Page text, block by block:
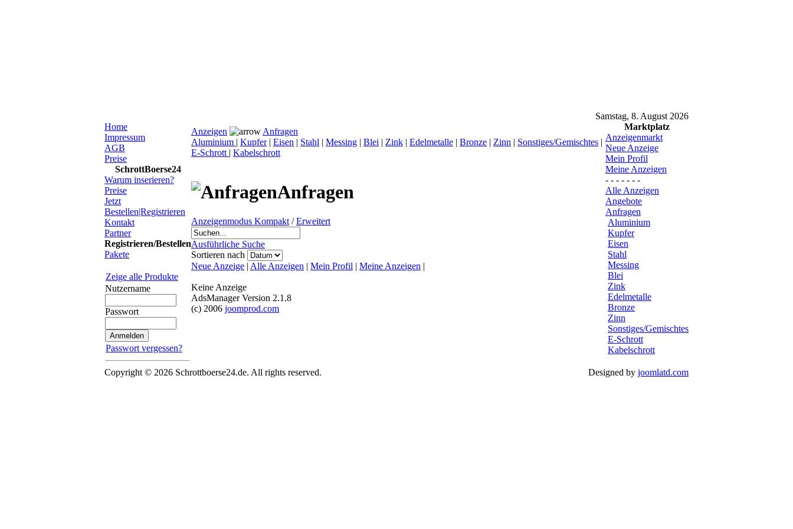
Samstag, 8. August 2026
Home
Impressum
AGB
Preise
SchrottBoerse24
Warum inserieren?
Preise
Jetzt
Bestellen|Registrieren
Kontakt
Partner
Registrieren/Bestellen
Pakete
Zeige alle Produkte
Nutzername
Passwort
Passwort vergessen?
Anzeigen
Anfragen
Aluminium | Kupfer| Eisen | Stahl | Messing | Blei | Zink | Edelmetalle | Bronze | Zinn | Sonstiges/Gemischtes |
E-Schrott | Kabelschrott
Anfragen
Anzeigenmodus Kompakt /Erweitert
Ausführliche Suche
Sortieren nach
Neue Anzeige | Alle Anzeigen | Mein Profil | Meine Anzeigen |
Keine Anzeige
AdsManager Version 2.1.8
(c) 2006 joomprod.com
Marktplatz
Anzeigenmarkt
Neue Anzeige
Mein Profil
Meine Anzeigen
- - - - - - -
Alle Anzeigen
Angebote
Anfragen
Aluminium
Kupfer
Eisen
Stahl
Messing
Blei
Zink
Edelmetalle
Bronze
Zinn
Sonstiges/Gemischtes
E-Schrott
Kabelschrott
Copyright © 2026 Schrottboerse24.de. All rights reserved. Designed by joomlatd.com